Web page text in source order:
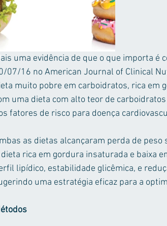
uma evidência de que o que importa é
07/16 no American Journal of Clinical
muito pobre em carboidratos, rica em
uma dieta com alto teor de
fatores de risco para doença
as dietas alcançaram perda de
rica em gordura insaturada e baixa
lipídico, estabilidade glicêmica, e
uma estratégia eficaz para a